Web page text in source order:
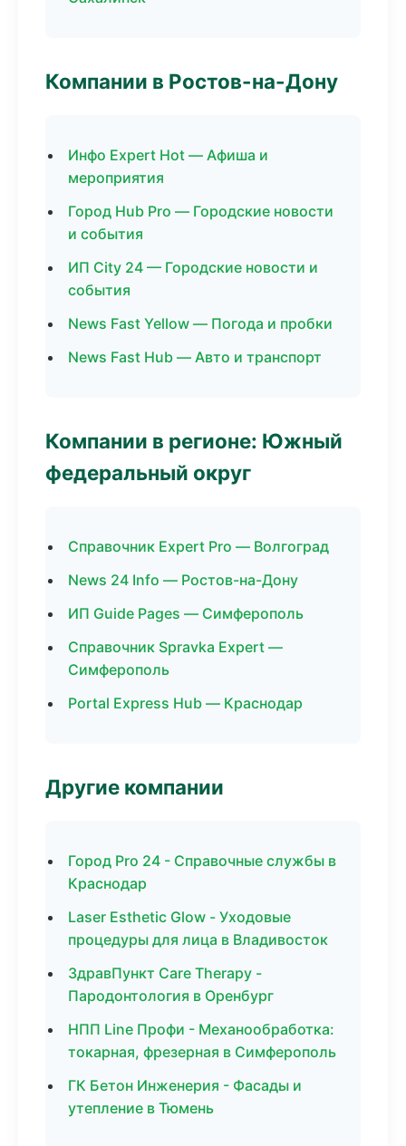
Компании в Ростов-на-Дону
Инфо Expert Hot — Афиша и
мероприятия
Город Hub Pro — Городские новости
и события
ИП City 24 — Городские новости и
события
News Fast Yellow — Погода и пробки
News Fast Hub — Авто и транспорт
Компании в регионе: Южный
федеральный округ
Справочник Expert Pro — Волгоград
News 24 Info — Ростов-на-Дону
ИП Guide Pages — Симферополь
Справочник Spravka Expert —
Симферополь
Portal Express Hub — Краснодар
Другие компании
Город Pro 24 - Справочные службы в
Краснодар
Laser Esthetic Glow - Уходовые
процедуры для лица в Владивосток
ЗдравПункт Care Therapy -
Пародонтология в Оренбург
НПП Line Профи - Механообработка:
токарная, фрезерная в Симферополь
ГК Бетон Инженерия - Фасады и
утепление в Тюмень